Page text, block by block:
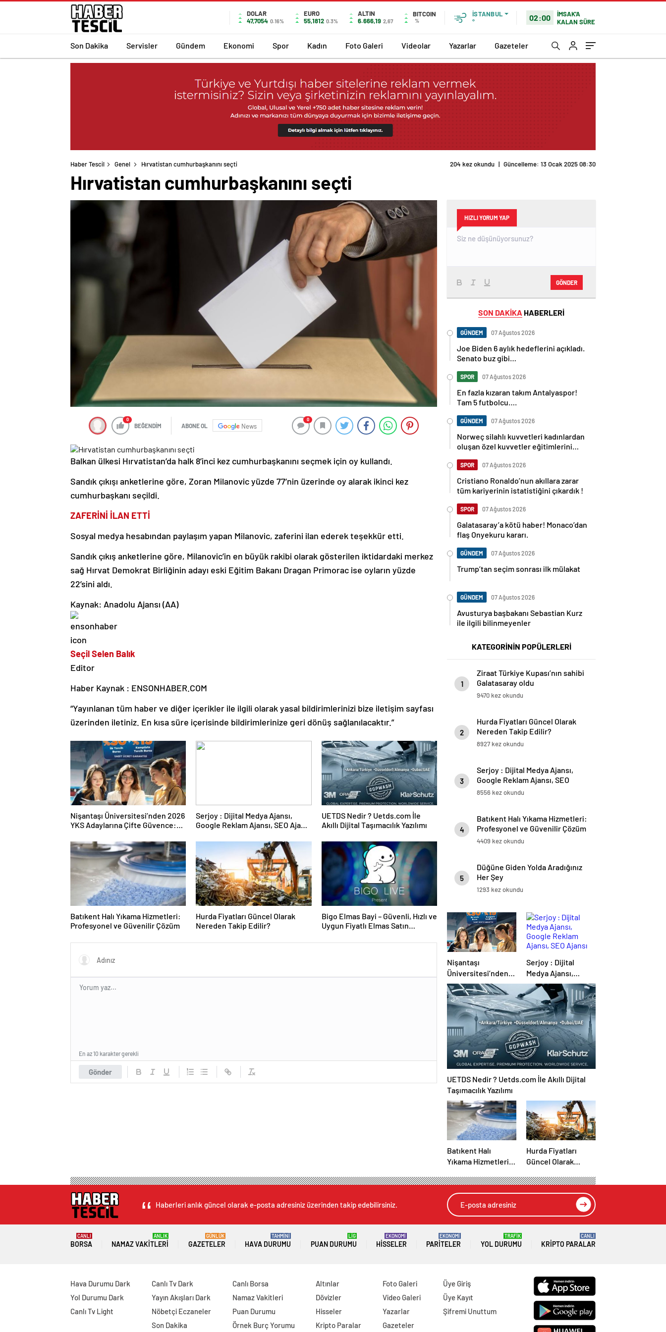
DOLAR
47,7054 0.16%
EURO
55,1812 0.3%
ALTIN
6.666,19 2,67
BITCOIN
%
İSTANBUL
°
02:00
İMSAK'A
KALAN SÜRE
Son Dakika Servisler Gündem Ekonomi Spor Kadın Foto Galeri Videolar Yazarlar Gazeteler
Haber Tescil Genel Hırvatistan cumhurbaşkanını seçti 204 kez okundu | Güncelleme: 13 Ocak 2025 08:30
Hırvatistan cumhurbaşkanını seçti
0
BEĞENDİM ABONE OL News
0
Balkan ülkesi Hırvatistan’da halk 8’inci kez cumhurbaşkanını seçmek için oy kullandı.
Sandık çıkışı anketlerine göre, Zoran Milanovic yüzde 77’nin üzerinde oy alarak ikinci kez
cumhurbaşkanı seçildi.
ZAFERİNİ İLAN ETTİ
Sosyal medya hesabından paylaşım yapan Milanovic, zaferini ilan ederek teşekkür etti.
Sandık çıkış anketlerine göre, Milanovic’in en büyük rakibi olarak gösterilen iktidardaki merkez
sağ Hırvat Demokrat Birliğinin adayı eski Eğitim Bakanı Dragan Primorac ise oyların yüzde
22’sini aldı.
Kaynak: Anadolu Ajansı (AA)
Seçil Selen Balık
Editor
Haber Kaynak : ENSONHABER.COM
“Yayınlanan tüm haber ve diğer içerikler ile ilgili olarak yasal bildirimlerinizi bize iletişim sayfası
üzerinden iletiniz. En kısa süre içerisinde bildirimlerinize geri dönüş sağlanılacaktır.”
Nişantaşı Üniversitesi’nden 2026
YKS Adaylarına Çifte Güvence:
Serjoy : Dijital Medya Ajansı,
Google Reklam Ajansı, SEO Ajansı
UETDS Nedir ? Uetds.com İle
Akıllı Dijital Taşımacılık Yazılımı
Batıkent Halı Yıkama Hizmetleri:
Profesyonel ve Güvenilir Çözüm
Hurda Fiyatları Güncel Olarak
Nereden Takip Edilir?
Bigo Elmas Bayi – Güvenli, Hızlı ve
Uygun Fiyatlı Elmas Satın
Gönder
En az 10 karakter gerekli
HIZLI YORUM YAP
GÖNDER
SON DAKİKA HABERLERİ
GÜNDEM 07 Ağustos 2026
Joe Biden 6 aylık hedeflerini açıkladı.
Senato buz gibi…
SPOR 07 Ağustos 2026
En fazla kızaran takım Antalyaspor!
Tam 5 futbolcu….
GÜNDEM 07 Ağustos 2026
Norweç silahlı kuvvetleri kadınlardan
oluşan özel kuvvetler eğitimlerini
SPOR 07 Ağustos 2026
Cristiano Ronaldo’nun akıllara zarar
tüm kariyerinin istatistiğini çıkardık !
SPOR 07 Ağustos 2026
Galatasaray’a kötü haber! Monaco’dan
flaş Onyekuru kararı.
GÜNDEM 07 Ağustos 2026
Trump’tan seçim sonrası ilk mülakat
GÜNDEM 07 Ağustos 2026
Avusturya başbakanı Sebastian Kurz
ile ilgili bilinmeyenler
KATEGORİNİN POPÜLERLERİ
1
Ziraat Türkiye Kupası’nın sahibi
Galatasaray oldu
9470 kez okundu
2
Hurda Fiyatları Güncel Olarak
Nereden Takip Edilir?
8927 kez okundu
3
Serjoy : Dijital Medya Ajansı,
Google Reklam Ajansı, SEO
Ajansı ve Web Tasarım Ajansı
8556 kez okundu
4
Batıkent Halı Yıkama Hizmetleri:
Profesyonel ve Güvenilir Çözüm
4409 kez okundu
5
Düğüne Giden Yolda Aradığınız
Her Şey
1293 kez okundu
Nişantaşı
Üniversitesi’nden
2026 YKS
Adaylarına Çifte
Güvence: Sabit
Ücret ve Kesintisiz
Burs
Serjoy : Dijital
Medya Ajansı,
Google Reklam
Ajansı, SEO Ajansı
ve Web Tasarım
Ajansı
UETDS Nedir ? Uetds.com İle Akıllı Dijital
Taşımacılık Yazılımı
Batıkent Halı
Yıkama Hizmetleri:
Güvenilir Çözüm
Hurda Fiyatları
Güncel Olarak
Edilir?
Haberleri anlık güncel olarak e-posta adresiniz üzerinden takip edebilirsiniz.
BORSA
CANLI
NAMAZ VAKITLERI
ANLIK
GAZETELER
GÜNLÜK
HAVA DURUMU
TAHMİNİ
PUAN DURUMU
LİG
HISSELER
EKONOMİ
PARITELER
EKONOMİ
YOL DURUMU
TRAFİK
KRIPTO PARALAR
CANLI
Hava Durumu Dark
Yol Durumu Dark
Canlı Tv Light
Canlı Tv Dark
Yayın Akışları Dark
Nöbetçi Eczaneler
Son Dakika
Canlı Borsa
Namaz Vakitleri
Puan Durumu
Örnek Burç Yorumu
Altınlar
Dövizler
Hisseler
Kripto Paralar
Foto Galeri
Video Galeri
Yazarlar
Gazeteler
Üye Giriş
Üye Kayıt
Şifremi Unuttum